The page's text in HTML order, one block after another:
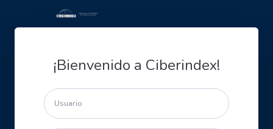
¡Bienvenido a Ciberindex!